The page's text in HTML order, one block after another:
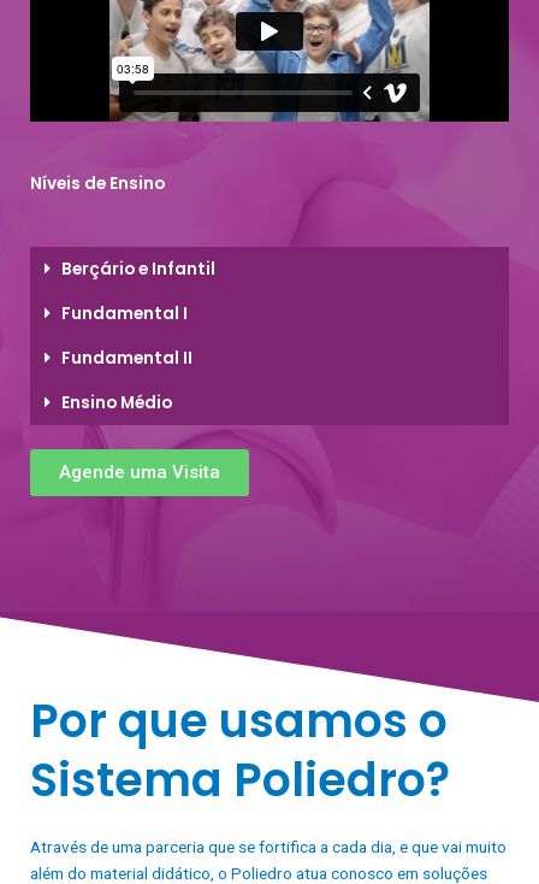
Níveis de Ensino
Berçário e Infantil
Fundamental I
Fundamental II
Ensino Médio
Agende uma Visita
Por que usamos o
Sistema Poliedro?
Através de uma parceria que se fortifica a cada dia, e que vai muito
além do material didático, o Poliedro atua conosco em soluções